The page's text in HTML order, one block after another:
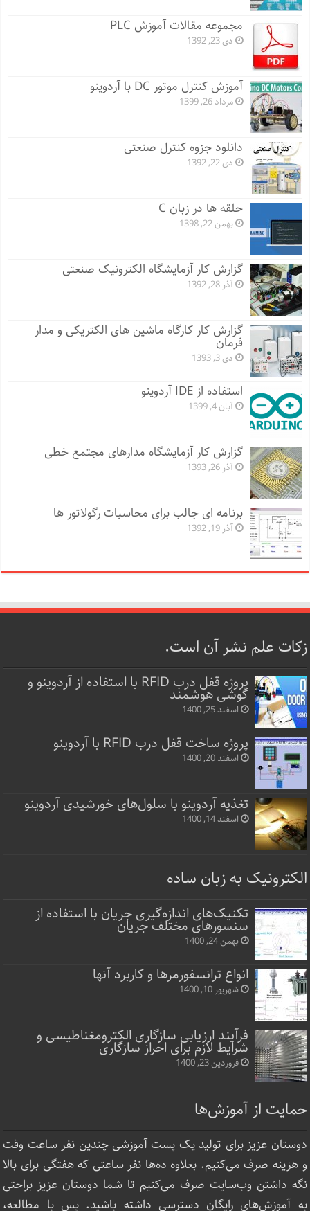
مجموعه مقالات آموزش PLC
دی 23, 1392
آموزش کنترل موتور DC با آردوینو
مرداد 26, 1399
دانلود جزوه کنترل صنعتی
دی 22, 1392
حلقه ها در زبان C
بهمن 22, 1398
گزارش کار آزمایشگاه الکترونیک صنعتی
آذر 28, 1392
گزارش کار کارگاه ماشین های الکتریکی و مدار
فرمان
دی 3, 1393
استفاده از IDE آردوینو
آبان 4, 1399
گزارش کار آزمایشگاه مدارهای مجتمع خطی
آذر 26, 1393
برنامه ای جالب برای محاسبات رگولاتور ها
آذر 19, 1392
زکات علم نشر آن است.
پروژه قفل‌ درب RFID با استفاده از آردوینو و
گوشی هوشمند
اسفند 25, 1400
پروژه ساخت قفل‌ درب RFID با آردوینو
اسفند 20, 1400
تغذیه آردوینو با سلول‌های خورشیدی آردوینو
اسفند 14, 1400
الکترونیک به زبان ساده
تکنیک‌های اندازه‌گیری جریان با استفاده از
سنسورهای مختلف جریان
بهمن 24, 1400
انواع ترانسفورمرها و کاربرد آنها
شهریور 10, 1400
فرآیند ارزیابی سازگاری الکترومغناطیسی و
شرایط لازم برای احراز سازگاری
فروردین 23, 1400
حمایت از آموزش‌ها
دوستان عزیز برای تولید یک پست آموزشی چندین نفر ساعت‌ وقت
و هزینه صرف می‌کنیم. بعلاوه ده‌ها نفر ساعتی که هفتگی برای بالا
نگه داشتن وب‌سایت صرف ‌می‌کنیم تا شما دوستان عزیز براحتی
به آموزش‌های رایگان دسترسی داشته باشید. پس با مطالعه،